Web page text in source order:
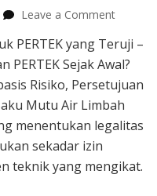
Leave a Commenton
Pertek
PT
ROFIS:
Jasa
Desain
IPAL
PERTEK
Air
PERTEK yang Teruji –
Sejak Awal?
Risiko, Persetujuan
Mutu Air Limbah
menentukan legalitas
sekadar izin
teknik yang mengikat.